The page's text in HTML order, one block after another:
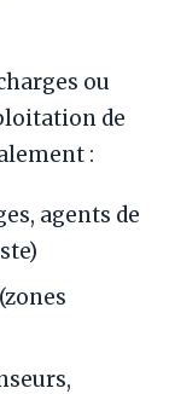
ou
de
:
agents de